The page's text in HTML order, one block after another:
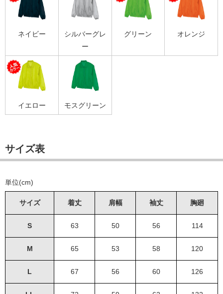
ネイビー
シルバーグレ
ー
グリーン オレンジ
イエロー モスグリーン
サイズ表
単位(cm)
サイズ 着丈 肩幅 袖丈 胸廻
S 63 50 56 114
M 65 53 58 120
L 67 56 60 126